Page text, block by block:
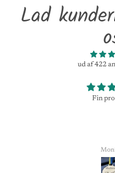
Lad
ud af 422
Fin